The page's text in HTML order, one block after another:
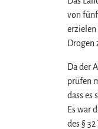
von
erzielen
Drogen
Da der
prüfen
dass es
Es war
des §